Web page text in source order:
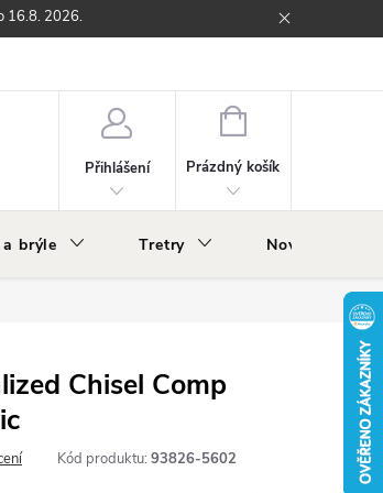
16.8. 2026.
Přihlášení
NÁKUPNÍ
Prázdný košík
brýle Tretry Nově v
Chisel Comp
Kód produktu: 93826-5602